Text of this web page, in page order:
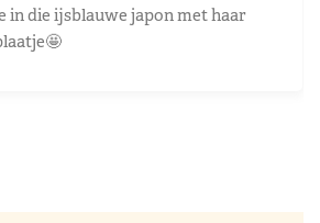
in die ijsblauwe japon met haar